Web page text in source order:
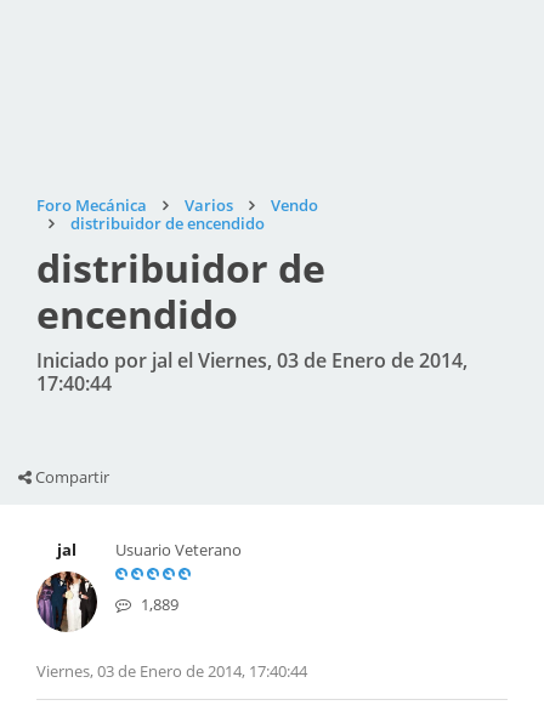
Foro Mecánica Varios
Vendo
distribuidor de encendido
distribuidor de
encendido
Iniciado por jal el Viernes, 03 de Enero de 2014,
17:40:44
Compartir
jal Usuario Veterano
1,889
Viernes, 03 de Enero de 2014, 17:40:44